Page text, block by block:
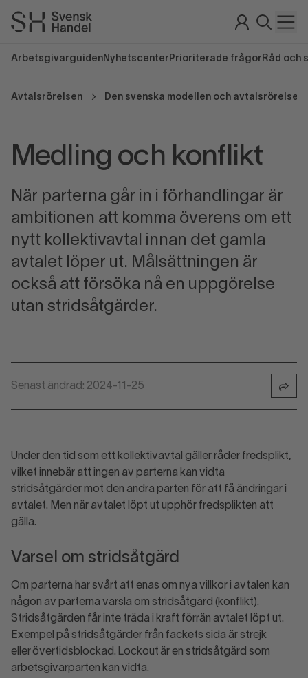
Arbetsgivarguiden Nyhetscenter Prioriterade frågor Råd och
Avtalsrörelsen Den svenska modellen och
Medling och konflikt
När parterna går in i förhandlingar är
ambitionen att komma överens om ett
nytt kollektivavtal innan det gamla
avtalet löper ut. Målsättningen är
också att försöka nå en uppgörelse
utan stridsåtgärder.
Senast ändrad: 2024-11-25
Under den tid som ett kollektivavtal gäller råder fredsplikt,
vilket innebär att ingen av parterna kan vidta
stridsåtgärder mot den andra parten för att få ändringar i
avtalet. Men när avtalet löpt ut upphör fredsplikten att
gälla.
Varsel om stridsåtgärd
Om parterna har svårt att enas om nya villkor i avtalen kan
någon av parterna varsla om stridsåtgärd (konflikt).
Stridsåtgärden får inte träda i kraft förrän avtalet löpt ut.
Exempel på stridsåtgärder från fackets sida är strejk
eller övertidsblockad. Lockout är en stridsåtgärd som
arbetsgivarparten kan vidta.